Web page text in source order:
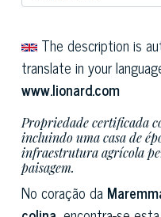
The description is
translate in your
www.lionard.com
Propriedade certificada
incluindo uma casa de
infraestrutura agrícola
paisagem.
No coração da